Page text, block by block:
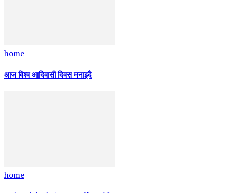
home
आज विश्व आदिवासी दिवस मनाइदै
home